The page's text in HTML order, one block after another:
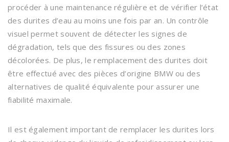
procéder à une maintenance régulière et de vérifier l’état
des durites d’eau au moins une fois par an. Un contrôle
visuel permet souvent de détecter les signes de
dégradation, tels que des fissures ou des zones
décolorées. De plus, le remplacement des durites doit
être effectué avec des pièces d’origine BMW ou des
alternatives de qualité équivalente pour assurer une
fiabilité maximale.
Il est également important de remplacer les durites lors